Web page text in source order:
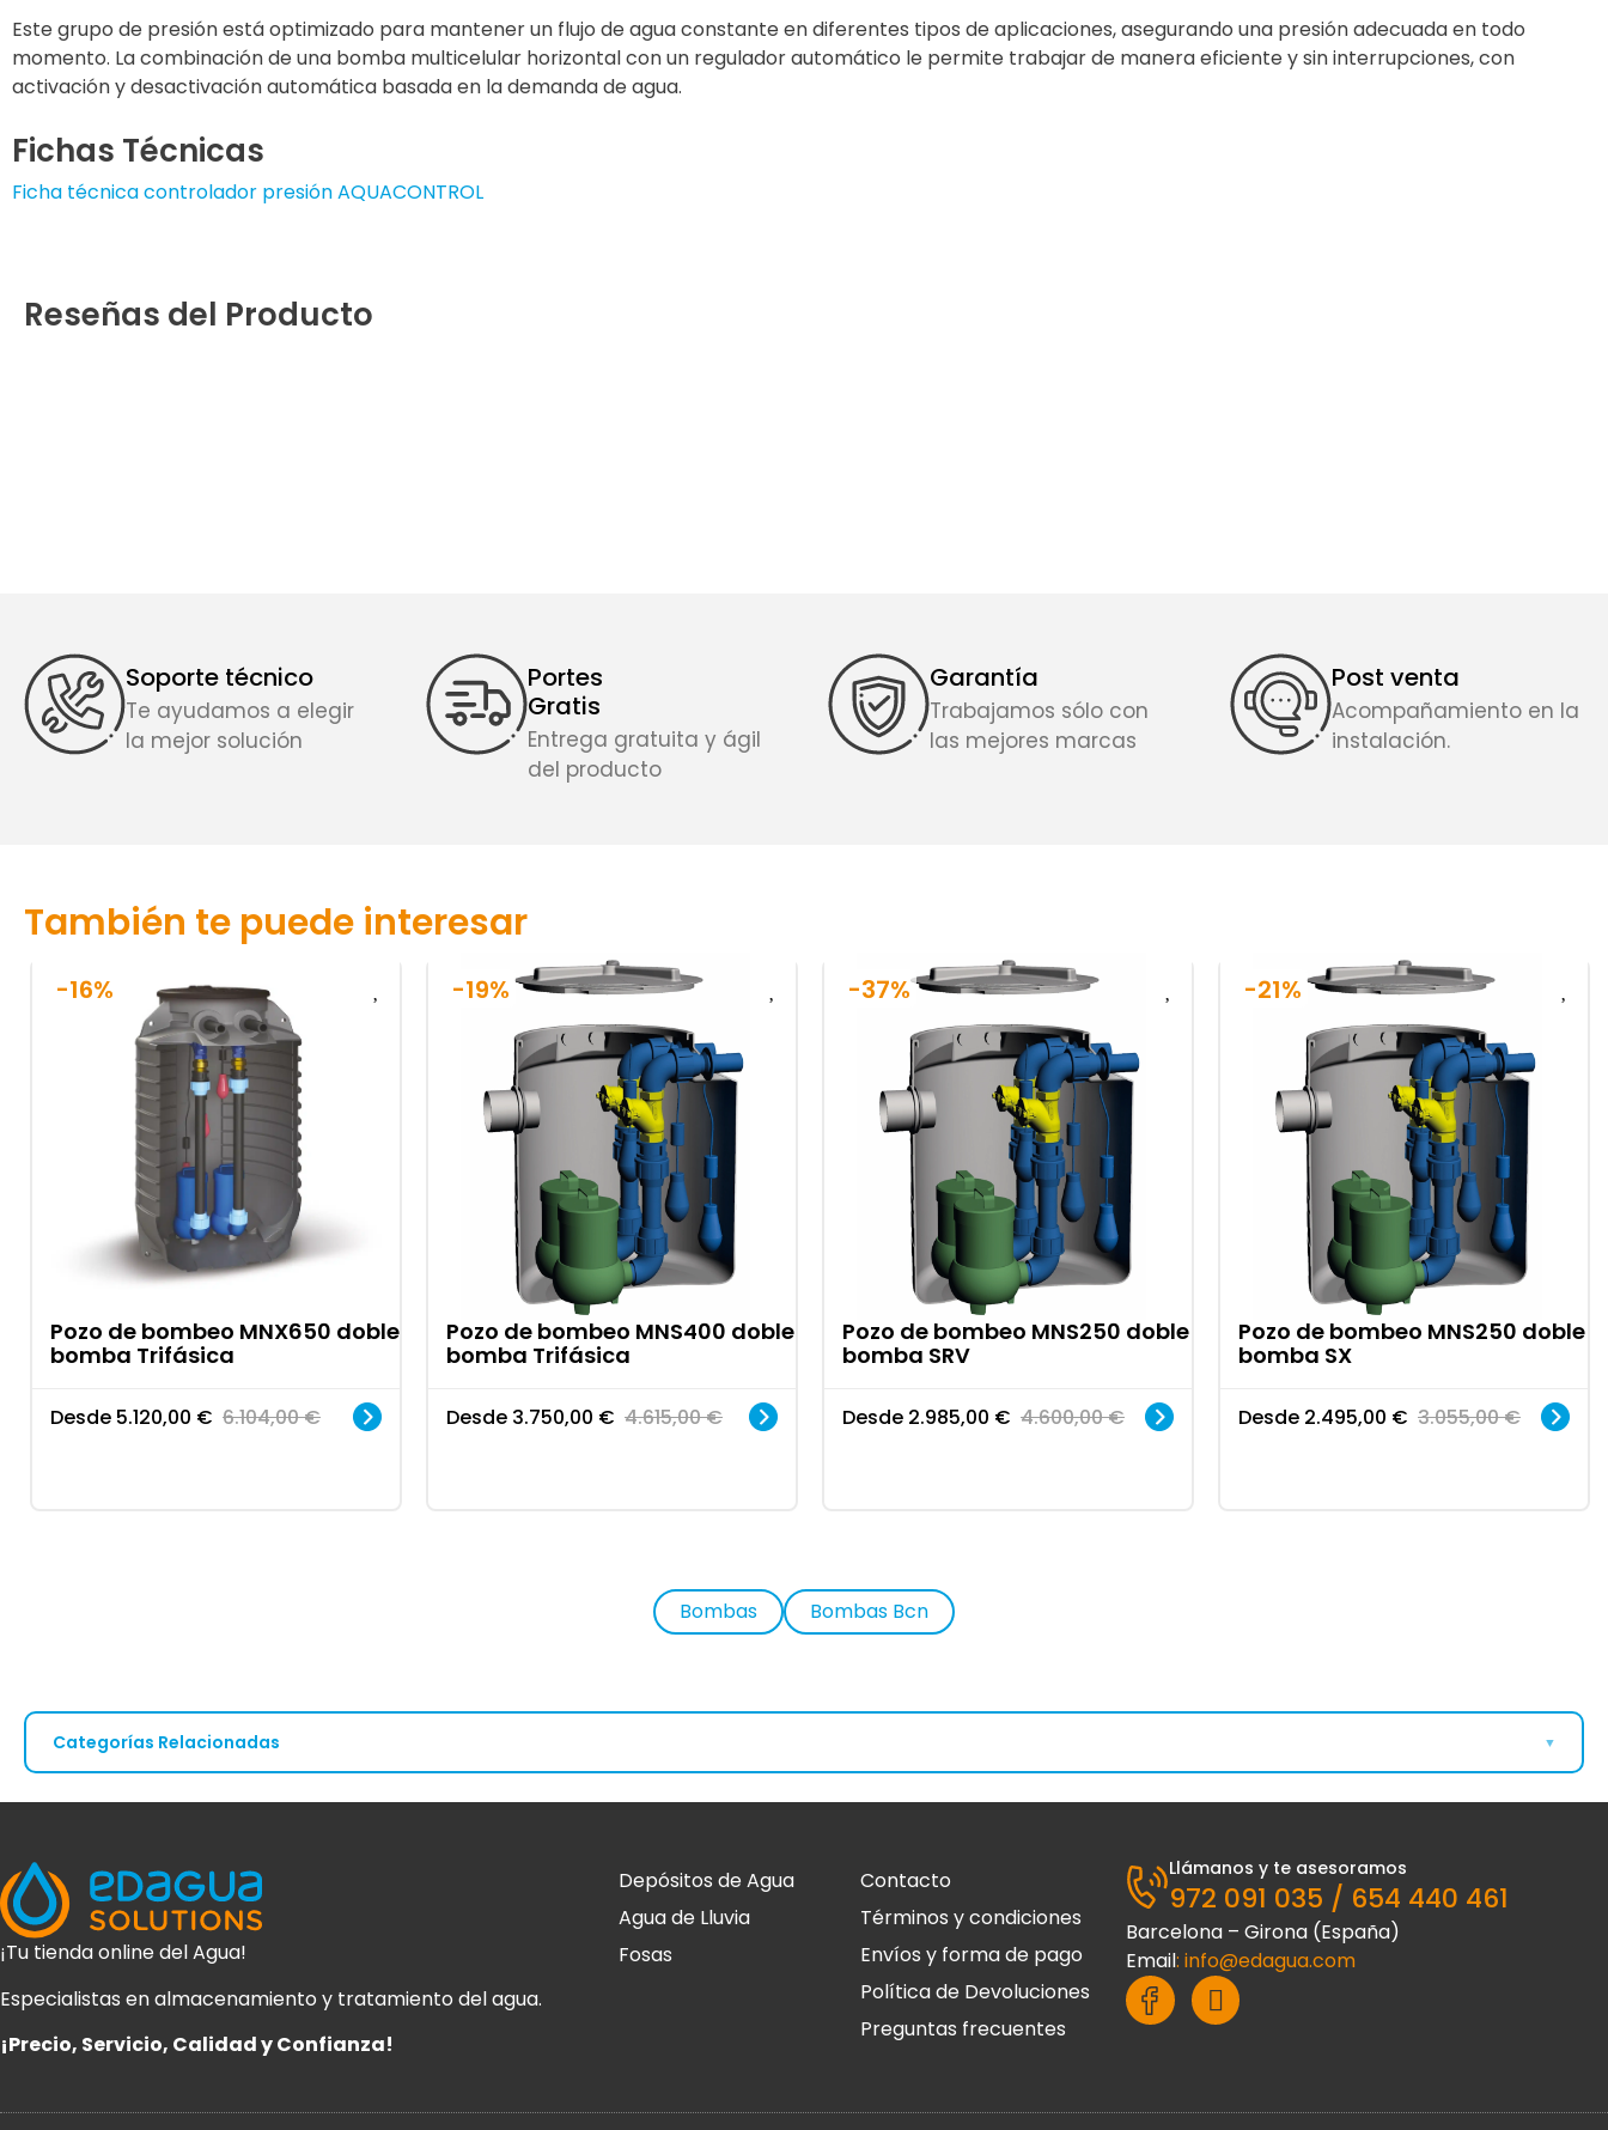
Este grupo de presión está optimizado para mantener un flujo de agua constante en diferentes tipos de aplicaciones, asegurando una presión adecuada en todo
momento. La combinación de una bomba multicelular horizontal con un regulador automático le permite trabajar de manera eficiente y sin interrupciones, con
activación y desactivación automática basada en la demanda de agua.
Fichas Técnicas
Ficha técnica controlador presión AQUACONTROL
Reseñas del Producto
Soporte técnico
Te ayudamos a elegir
la mejor solución
Portes
Gratis
Entrega gratuita y ágil
del producto
Garantía
Trabajamos sólo con
las mejores marcas
Post venta
Acompañamiento en la
instalación.
También te puede interesar
-16%
Pozo de bombeo MNX650 doble
bomba Trifásica
Desde 5.120,00 € 6.104,00€
-19%
Pozo de bombeo MNS400 doble
bomba Trifásica
Desde 3.750,00 € 4.615,00€
-37%
Pozo de bombeo MNS250 doble
bomba SRV
Desde 2.985,00 € 4.600,00€
-21%
Pozo de bombeo MNS250 doble
bomba SX
Desde 2.495,00 € 3.055,00€
Bombas Bombas Bcn
Categorías Relacionadas ▼
Bombas pozo Bombas achique
Accesorios bombas
¡Tu tienda online del Agua!
Especialistas en almacenamiento y tratamiento del agua.
¡Precio, Servicio, Calidad y Confianza!
Depósitos de Agua
Agua de Lluvia
Fosas
Contacto
Términos y condiciones
Envíos y forma de pago
Política de Devoluciones
Preguntas frecuentes
Llámanos y te asesoramos
972 091 035 / 654 440 461
Barcelona – Girona (España)
Email: info@edagua.com